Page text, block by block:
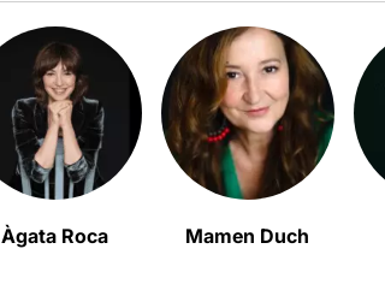
Àgata Roca Mamen Duch